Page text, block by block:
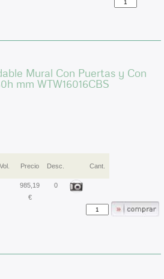
Mural Con Puertas y Con
mm WTW16016CBS
Vol. Precio Desc. Cant.
985,19
€
0